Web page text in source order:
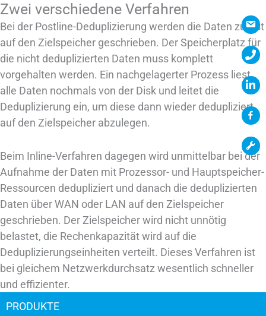
Zwei verschiedene Verfahren
Bei der Postline-Deduplizierung werden die Daten zuerst
auf den Zielspeicher geschrieben. Der Speicherplatz für
die nicht deduplizierten Daten muss komplett
vorgehalten werden. Ein nachgelagerter Prozess liest
alle Daten nochmals von der Disk und leitet die
Deduplizierung ein, um diese dann wieder dedupliziert
auf den Zielspeicher abzulegen.
Beim Inline-Verfahren dagegen wird unmittelbar bei der
Aufnahme der Daten mit Prozessor- und Hauptspeicher-
Ressourcen dedupliziert und danach die deduplizierten
Daten über WAN oder LAN auf den Zielspeicher
geschrieben. Der Zielspeicher wird nicht unnötig
belastet, die Rechenkapazität wird auf die
Deduplizierungseinheiten verteilt. Dieses Verfahren ist
bei gleichem Netzwerkdurchsatz wesentlich schneller
und effizienter.
PRODUKTE